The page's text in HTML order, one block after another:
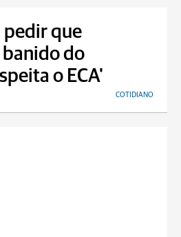
pedir que
banido do
o ECA'
COTIDIANO